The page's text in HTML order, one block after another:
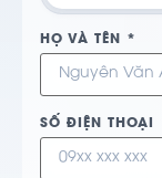
HỌ VÀ TÊN *
SỐ ĐIỆN THOẠI